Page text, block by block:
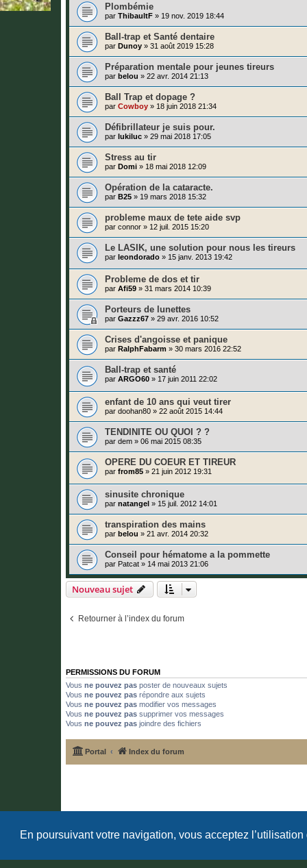
En poursuivant votre navigation, vous acceptez l’utilisation
Plombémie
par ThibaultF » 19 nov. 2019 18:44
Ball-trap et Santé dentaire
par Dunoy » 31 août 2019 15:28
Préparation mentale pour jeunes tireurs
par belou » 22 avr. 2014 21:13
Ball Trap et dopage ?
par Cowboy » 18 juin 2018 21:34
Défibrillateur je suis pour.
par lukiluc » 29 mai 2018 17:05
Stress au tir
par Domi » 18 mai 2018 12:09
Opération de la cataracte.
par B25 » 19 mars 2018 15:32
probleme maux de tete aide svp
par connor » 12 juil. 2015 15:20
Le LASIK, une solution pour nous les tireurs
par leondorado » 15 janv. 2013 19:42
Probleme de dos et tir
par Afi59 » 31 mars 2014 10:39
Porteurs de lunettes
par Gazzz67 » 29 avr. 2016 10:52
Crises d'angoisse et panique
par RalphFabarm » 30 mars 2016 22:52
Ball-trap et santé
par ARGO60 » 17 juin 2011 22:02
enfant de 10 ans qui veut tirer
par doohan80 » 22 août 2015 14:44
TENDINITE OU QUOI ? ?
par dem » 06 mai 2015 08:35
OPERE DU COEUR ET TIREUR
par from85 » 21 juin 2012 19:31
sinusite chronique
par natangel » 15 juil. 2012 14:01
transpiration des mains
par belou » 21 avr. 2014 20:32
Conseil pour hématome a la pommette
par Patcat » 14 mai 2013 21:06
Nouveau sujet
Retourner à l’index du forum
PERMISSIONS DU FORUM
Vous ne pouvez pas poster de nouveaux sujets
Vous ne pouvez pas répondre aux sujets
Vous ne pouvez pas modifier vos messages
Vous ne pouvez pas supprimer vos messages
Vous ne pouvez pas joindre des fichiers
Portal Index du forum